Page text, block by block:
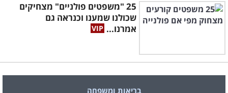
25 "משפטים פולניים" מצחיקים
שכולנו שמענו וכנראה גם
אמרנו...
בריאות ומשפחה